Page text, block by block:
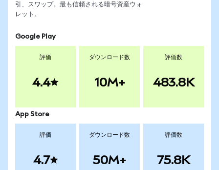
引、スワップ。最も信頼される暗号資産ウォ
レット。
Google Play
評価
4.4
ダウンロード数
10M+
評価数
483.8K
App Store
評価
4.7
ダウンロード数
50M+
評価数
75.8K